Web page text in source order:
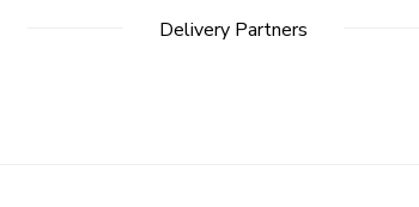
Delivery Partners